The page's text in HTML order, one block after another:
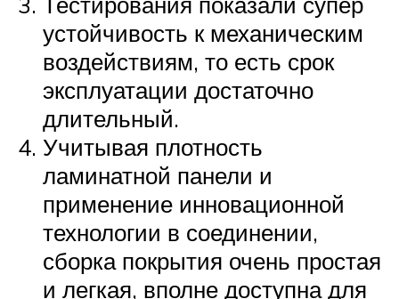
устойчивость к механическим
воздействиям, то есть срок
эксплуатации достаточно
длительный.
Учитывая плотность
ламинатной панели и
применение инновационной
технологии в соединении,
сборка покрытия очень простая
и легкая, вполне доступна для